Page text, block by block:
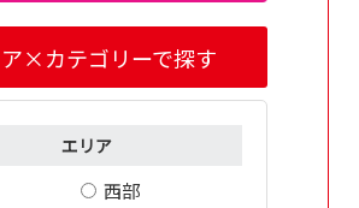
×カテゴリーで探す
エリア
西部